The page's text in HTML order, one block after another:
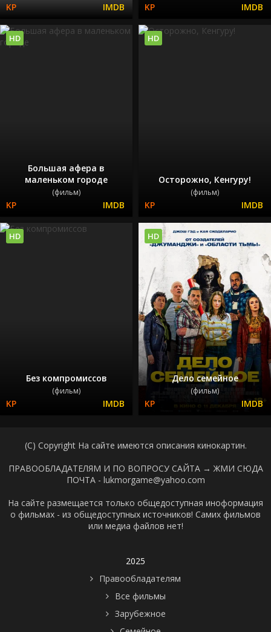
Большая афера в
маленьком городе
(фильм)
HD
Осторожно, Кенгуру!
(фильм)
HD
Без компромиссов
(фильм)
HD
Дело семейное
(фильм)
HD
(C) Copyright На сайте имеются описания кинокартин.
ПРАВООБЛАДАТЕЛЯМ И ПО ВОПРОСУ САЙТА → ЖМИ СЮДА
ПОЧТА - lukmorgame@yahoo.com
На сайте размещается только общедоступная иноформация
о фильмах - из общедоступных источников! Самих фильмов
или медиа файлов нет!
2025
Правообладателям
Все фильмы
Зарубежное